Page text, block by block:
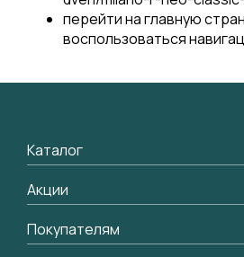
перейти наглавную
воспользоваться
Каталог
Межкомнатные двери
Межкомнатные перегородки
Акции
Акции компании
Покупателям